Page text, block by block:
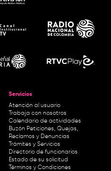
Servicios
Atención al usuario
Trabaja con nosotros
Calendario de actividades
Buzón Peticiones, Quejas,
Reclamos y Denuncias
Trámites y Servicios
Directorio de funcionarios
Estado de su solicitud
Términos y Condiciones